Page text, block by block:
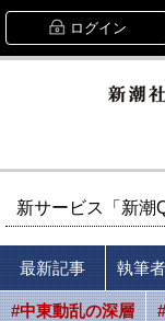
ログイン
新サービス「新潮
最新記事 執筆
#中東動乱の深層